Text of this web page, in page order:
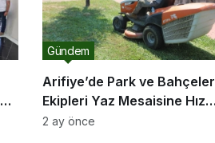
Arifiye’de Park ve Bahçeler
Ekipleri Yaz Mesaisine Hız
Verdi
Gündem
2 ay önce